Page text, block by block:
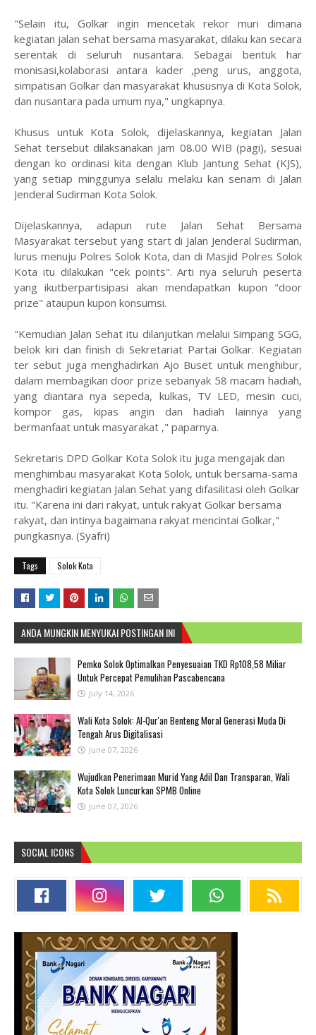
"Selain itu, Golkar ingin mencetak rekor muri dimana
kegiatan jalan sehat bersama masyarakat, dilaku kan secara
serentak di seluruh nusantara. Sebagai bentuk har
monisasi,kolaborasi antara kader ,peng urus, anggota,
simpatisan Golkar dan masyarakat khususnya di Kota Solok,
dan nusantara pada umum nya," ungkapnya.
Khusus untuk Kota Solok, dijelaskannya, kegiatan Jalan
Sehat tersebut dilaksanakan jam 08.00 WIB (pagi), sesuai
dengan ko ordinasi kita dengan Klub Jantung Sehat (KJS),
yang setiap minggunya selalu melaku kan senam di Jalan
Jenderal Sudirman Kota Solok.
Dijelaskannya, adapun rute Jalan Sehat Bersama
Masyarakat tersebut yang start di Jalan Jenderal Sudirman,
lurus menuju Polres Solok Kota, dan di Masjid Polres Solok
Kota itu dilakukan "cek points". Arti nya seluruh peserta
yang ikutberpartisipasi akan mendapatkan kupon "door
prize" ataupun kupon konsumsi.
"Kemudian Jalan Sehat itu dilanjutkan melalui Simpang SGG,
belok kiri dan finish di Sekretariat Partai Golkar. Kegiatan
ter sebut juga menghadirkan Ajo Buset untuk menghibur,
dalam membagikan door prize sebanyak 58 macam hadiah,
yang diantara nya sepeda, kulkas, TV LED, mesin cuci,
kompor gas, kipas angin dan hadiah lainnya yang
bermanfaat untuk masyarakat ," paparnya.
Sekretaris DPD Golkar Kota Solok itu juga mengajak dan
menghimbau masyarakat Kota Solok, untuk bersama-sama
menghadiri kegiatan Jalan Sehat yang difasilitasi oleh Golkar
itu. "Karena ini dari rakyat, untuk rakyat Golkar bersama
rakyat, dan intinya bagaimana rakyat mencintai Golkar,"
pungkasnya. (Syafri)
Tags Solok Kota
ANDA MUNGKIN MENYUKAI POSTINGAN INI
Pemko Solok Optimalkan Penyesuaian TKD Rp108,58 Miliar
Untuk Percepat Pemulihan Pascabencana
July 14, 2026
Wali Kota Solok: Al-Qur'an Benteng Moral Generasi Muda Di
Tengah Arus Digitalisasi
June 07, 2026
Wujudkan Penerimaan Murid Yang Adil Dan Transparan, Wali
Kota Solok Luncurkan SPMB Online
June 07, 2026
SOCIAL ICONS